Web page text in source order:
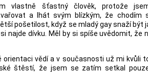
vlastně šťastný člověk, protože
a lhát svým blízkým, že chodím
pošetilost, když se mladý gay snaží být
dívku. Měl by si spíše uvědomit, že
vědí a v současnosti už mi kvůli
štěstí, že jsem se zatím setkal